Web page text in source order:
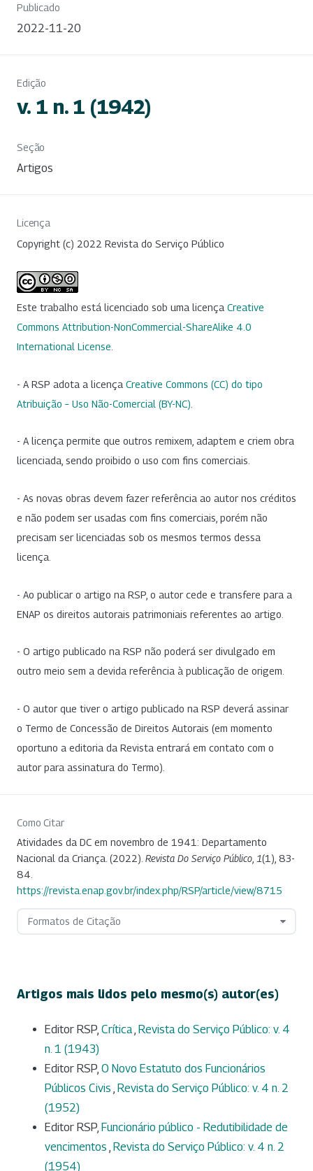
Publicado
2022-11-20
Edição
v. 1 n. 1 (1942)
Seção
Artigos
Licença
Copyright (c) 2022 Revista do Serviço Público
Este trabalho está licenciado sob uma licença Creative
Commons Attribution-NonCommercial-ShareAlike 4.0
International License
- A RSP adota a licença Creative Commons (CC) do tipo
Atribuição – Uso Não-Comercial (BY-NC)
- A licença permite que outros remixem, adaptem e criem obra
licenciada, sendo proibido o uso com fins comerciais.
- As novas obras devem fazer referência ao autor nos créditos
e não podem ser usadas com fins comerciais, porém não
precisam ser licenciadas sob os mesmos termos dessa
licença.
- Ao publicar o artigo na RSP, o autor cede e transfere para a
ENAP os direitos autorais patrimoniais referentes ao artigo.
- O artigo publicado na RSP não poderá ser divulgado em
outro meio sem a devida referência à publicação de origem.
- O autor que tiver o artigo publicado na RSP deverá assinar
o Termo de Concessão de Direitos Autorais (em momento
oportuno a editoria da Revista entrará em contato com o
autor para assinatura do Termo).
Como Citar
Atividades da DC em novembro de 1941: Departamento
Nacional da Criança. (2022). Revista Do Serviço Público 1(1), 83-
84.
https://revista.enap.gov.br/index.php/RSP/article/view/8715
Formatos de Citação
Artigos mais lidos pelo mesmo(s) autor(es)
Editor RSP, Crítica, Revista do Serviço Público: v. 4
n. 1 (1943)
Editor RSP, O Novo Estatuto dos Funcionários
Públicos Civis , Revista do Serviço Público: v. 4 n. 2
(1952)
Editor RSP, Funcionário público - Redutibilidade de
vencimentos , Revista do Serviço Público: v. 4 n. 2
(1954)